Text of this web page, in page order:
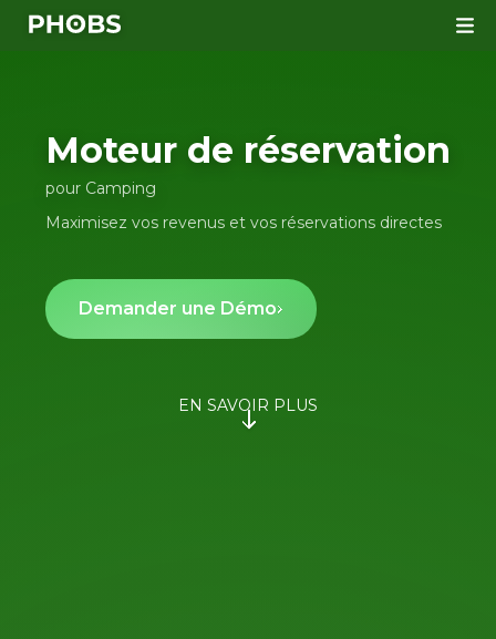
Campsite Homepage
Moteur de réservation
pour Camping
Maximisez vos revenus et vos réservations directes
Demander une Démo
EN SAVOIR PLUS